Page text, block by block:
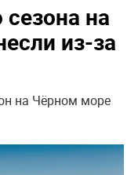
на
из-за
на Чёрном море